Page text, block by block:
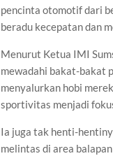
pencinta otomotif dari
beradu kecepatan dan
Menurut Ketua IMI
mewadahi bakat-bakat
menyalurkan hobi
sportivitas menjadi
Ia juga tak henti-
melintas di area